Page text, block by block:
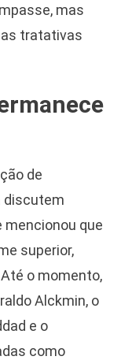
mas
tratativas
de
discutem
que
superior,
o momento,
Alckmin, o
e o
como